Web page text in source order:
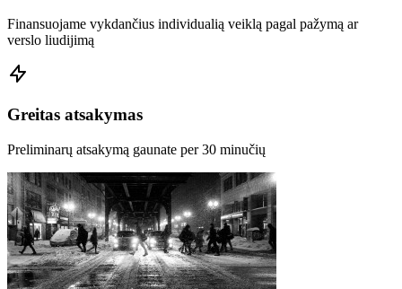
Finansuojame vykdančius individualią veiklą pagal pažymą ar
verslo liudijimą
Greitas atsakymas
Preliminarų atsakymą gaunate per 30 minučių